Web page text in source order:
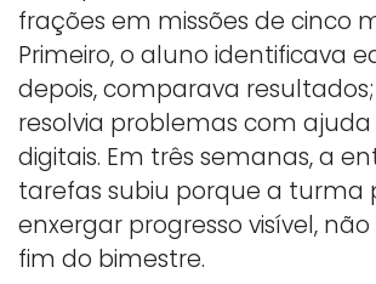
frações em missões de cinco
Primeiro, o aluno identificava
depois, comparava
resolvia problemas com ajuda
digitais. Em três semanas, a
tarefas subiu porque a turma
enxergar progresso visível,
fim do bimestre.